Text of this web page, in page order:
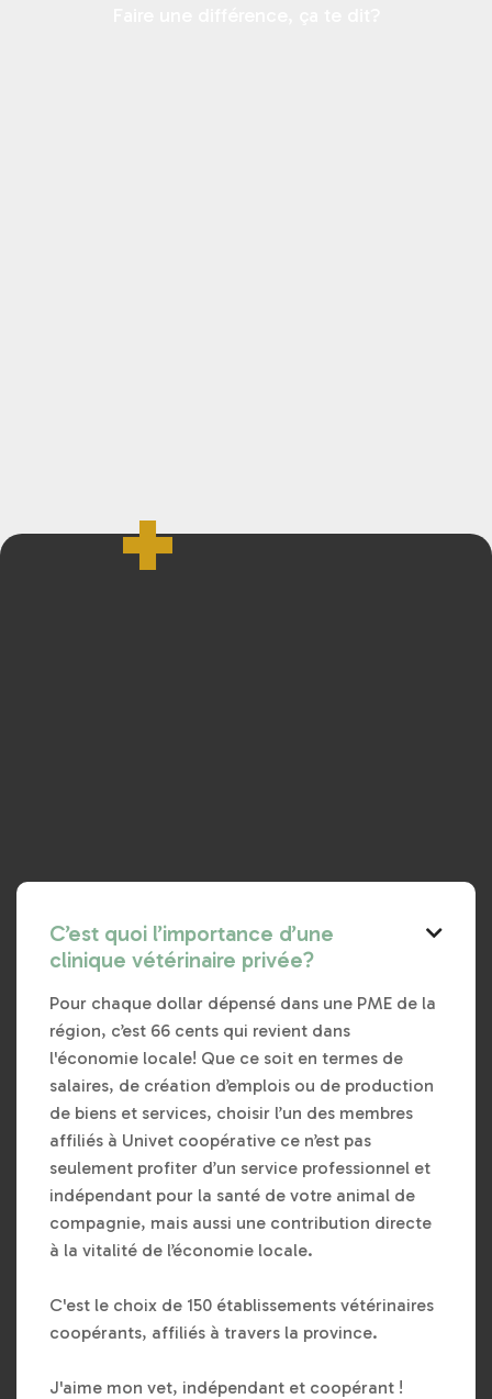
C’est quoi l’importance d’une
clinique vétérinaire privée?

Pour chaque dollar dépensé dans une PME de la
région, c’est 66 cents qui revient dans
l'économie locale! Que ce soit en termes de
salaires, de création d’emplois ou de production
de biens et services, choisir l’un des membres
affiliés à Univet coopérative ce n’est pas
seulement profiter d’un service professionnel et
indépendant pour la santé de votre animal de
compagnie, mais aussi une contribution directe
à la vitalité de l’économie locale.
C'est le choix de 150 établissements vétérinaires
coopérants, affiliés à travers la province.
J'aime mon vet, indépendant et coopérant !